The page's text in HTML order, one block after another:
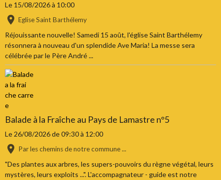
Le 15/08/2026à 10:00
Eglise Saint Barthélemy
Réjouissante nouvelle! Samedi 15 août, l'église Saint Barthélemy
résonnera à nouveau d'un splendide Ave Maria! La messe sera
célébrée par le Père André ...
Balade à la Fraîche au Pays de Lamastre n°5
Le 26/08/2026de 09:30à 12:00
Par les chemins de notre commune ...
"Des plantes aux arbres, les supers-pouvoirs du règne végétal, leurs
mystères, leurs exploits ...". L'accompagnateur - guide est notre